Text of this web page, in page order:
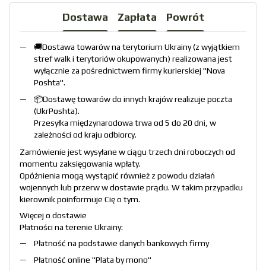
Dostawa Zapłata Powrót
🚚Dostawa towarów na terytorium Ukrainy (z wyjątkiem
stref walk i terytoriów okupowanych) realizowana jest
wyłącznie za pośrednictwem firmy kurierskiej "Nova
Poshta".
📦Dostawę towarów do innych krajów realizuje poczta
(UkrPoshta).
Przesyłka międzynarodowa trwa od 5 do 20 dni, w
zależności od kraju odbiorcy.
Zamówienie jest wysyłane w ciągu trzech dni roboczych od
momentu zaksięgowania wpłaty.
Opóźnienia mogą wystąpić również z powodu działań
wojennych lub przerw w dostawie prądu. W takim przypadku
kierownik poinformuje Cię o tym.
Więcej o dostawie
Płatności na terenie Ukrainy:
Płatność na podstawie danych bankowych firmy
Płatność online "Plata by mono"